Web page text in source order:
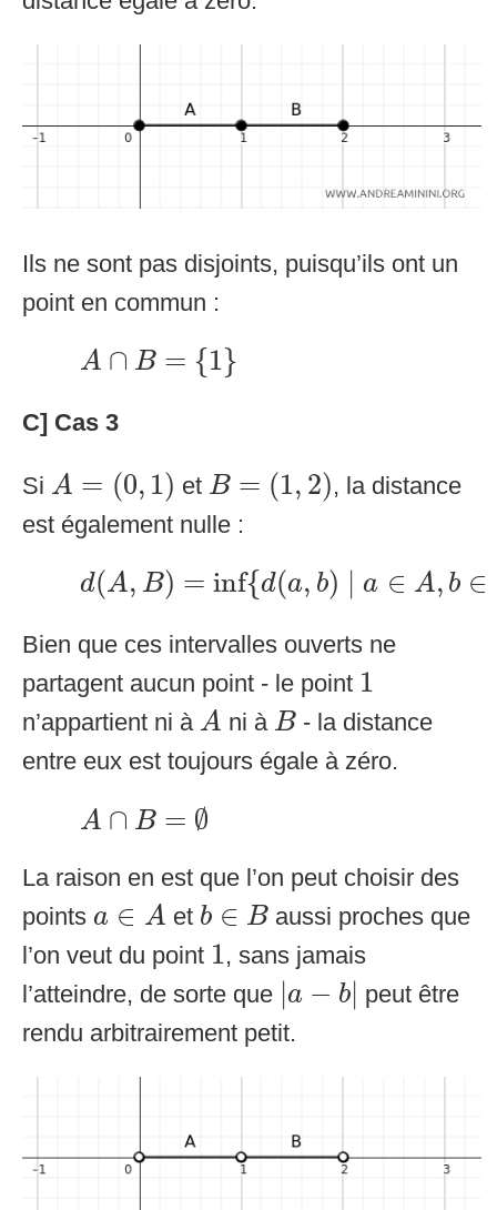
Ils ne sont pas disjoints, puisqu’ils ont un
point en commun :
A ∩ B = {1}
A∩B 1}
C] Cas 3
Si A = (0, 1)
A ,1) et B = (1, 2)
B= ,2
, la distance
est également nulle :
d(A, B) = inf{d(a, b) ∣ a ∈ A, b ∈
(A, = inf{ d( b) ∣a A b ∈ B}
Bien que ces intervalles ouverts ne
partagent aucun point - le point 1
1
n’appartient ni à A
A ni à B
B - la distance
entre eux est toujours égale à zéro.
A ∩ B = ∅
A∩ B=
La raison en est que l’on peut choisir des
points a ∈ A
a ∈ et b ∈ B
b ∈ B
aussi proches que
l’on veut du point 1
1 , sans jamais
l’atteindre, de sorte que |a − b|
| a |
peut être
rendu arbitrairement petit.